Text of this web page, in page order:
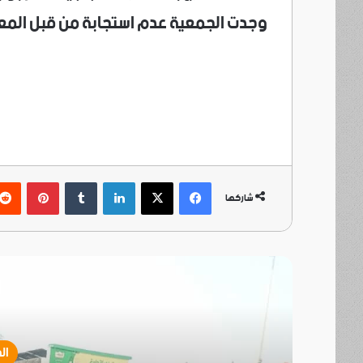
وجدت الجمعية عدم استجابة من قبل
شاركها فيسبوك
‫X لينكدإن
‏Tumblr